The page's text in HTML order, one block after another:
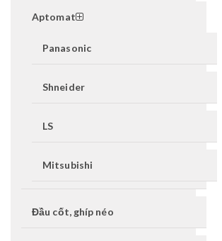
Aptomat
Panasonic
Shneider
LS
Mitsubishi
Đầu cốt, ghíp néo